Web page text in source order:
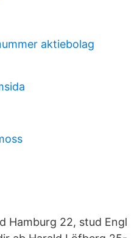
aktiebolag
Hamburg 22, stud Engl